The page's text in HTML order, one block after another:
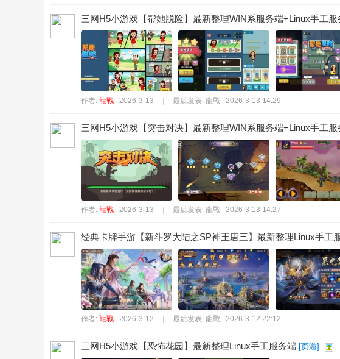
三网H5小游戏【帮她脱险】最新整理WIN系服务端+Linux手工
作者: 龍戰 2026-3-13 最后发表: 龍戰 2026-3-13 14:29
三网H5小游戏【突击对决】最新整理WIN系服务端+Linux手工
作者: 龍戰 2026-3-13 最后发表: 龍戰 2026-3-13 14:27
经典卡牌手游【新斗罗大陆之SP神王唐三】最新整理Linux手工
作者: 龍戰 2026-3-12 最后发表: 龍戰 2026-3-12 22:12
三网H5小游戏【恐怖花园】最新整理Linux手工服务端 [页游]